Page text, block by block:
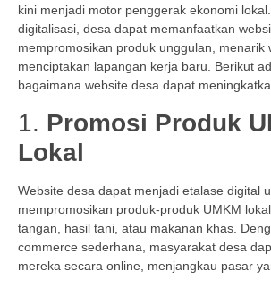
kini menjadi motor penggerak ekonomi
digitalisasi, desa dapat memanfaatkan
mempromosikan produk unggulan, menarik
menciptakan lapangan kerja baru. Berikut
bagaimana website desa dapat
1. Promosi Produk
Lokal
Website desa dapat menjadi etalase digital
mempromosikan produk-produk UMKM
tangan, hasil tani, atau makanan khas.
commerce sederhana, masyarakat desa
mereka secara online, menjangkau pasar